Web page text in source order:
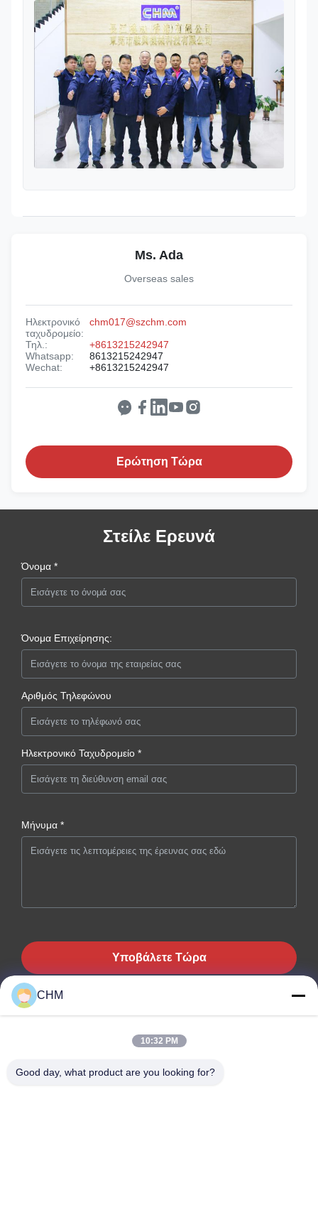
Ms. Ada
Overseas sales
Ηλεκτρονικό
ταχυδρομείο:
chm017@szchm.com
Τηλ.:
+8613215242947
Whatsapp:
8613215242947
Wechat:
+8613215242947
Ερώτηση Τώρα
Στείλε Ερευνά
Όνομα *
Όνομα Επιχείρησης:
Αριθμός Τηλεφώνου
Ηλεκτρονικό Ταχυδρομείο *
Μήνυμα *
Υποβάλετε Τώρα
Έχετε ερωτήσεις ή χρειάζεστε μια προσφορά; Επικοινωνήστε μαζί μας
CHM
10:32 PM
Good day, what product are you looking for?